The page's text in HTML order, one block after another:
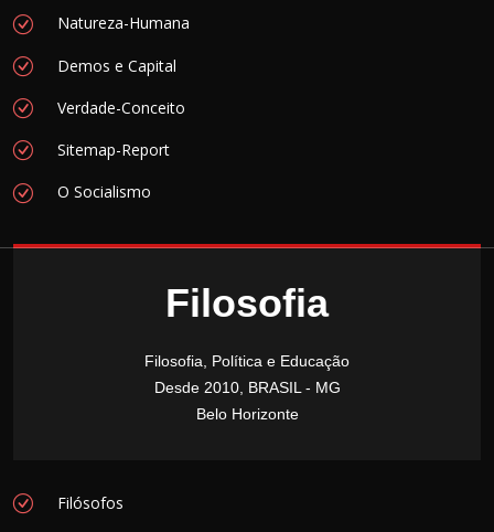
Natureza-Humana
Demos e Capital
Verdade-Conceito
Sitemap-Report
O Socialismo
Filosofia
Filosofia, Política e Educação
Desde 2010, BRASIL - MG
Belo Horizonte
Filósofos